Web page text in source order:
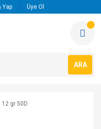
Yap Üye Ol
ARA